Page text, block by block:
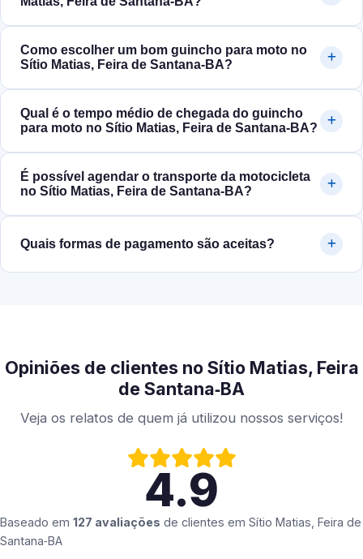
Como escolher um bom guincho para moto no
Sítio Matias, Feira de Santana‑BA?
Qual é o tempo médio de chegada do guincho
para moto no Sítio Matias, Feira de Santana‑BA?
É possível agendar o transporte da motocicleta
no Sítio Matias, Feira de Santana‑BA?
Quais formas de pagamento são aceitas?
Opiniões de clientes no Sítio Matias, Feira
de Santana‑BA
Veja os relatos de quem já utilizou nossos serviços!
4.9
Baseado em 127 avaliações de clientes em Sítio Matias, Feira de
Santana‑BA